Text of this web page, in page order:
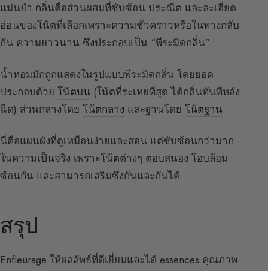
แม่นยำ กลิ่นคือส่วนผสมที่ซับซ้อน ประณีต และละเอียด
อ่อนของโน้ตที่เลือกเพราะความชั่วคราวหรือในทางกลับ
กัน ความยาวนาน ซึ่งประกอบเป็น “พีระมิดกลิ่น”
น้ำหอมมักถูกแสดงในรูปแบบพีระมิดกลิ่น โดยยอด
ประกอบด้วย โน้ตบน (โน้ตที่ระเหยที่สุด ได้กลิ่นทันทีหลัง
ฉีด) ส่วนกลางโดย โน้ตกลาง และฐานโดย โน้ตฐาน
นี่คือแผนผังที่ดูเหมือนง่ายและสอน แต่ซับซ้อนกว่ามาก
ในความเป็นจริง เพราะโน้ตต่างๆ ตอบสนอง โอบล้อม
ซ้อนกัน และสามารถเสริมซึ่งกันและกันได้
สรุป
Enfleurage ให้ผลลัพธ์ที่ดีเยี่ยมและได้ essences คุณภาพ